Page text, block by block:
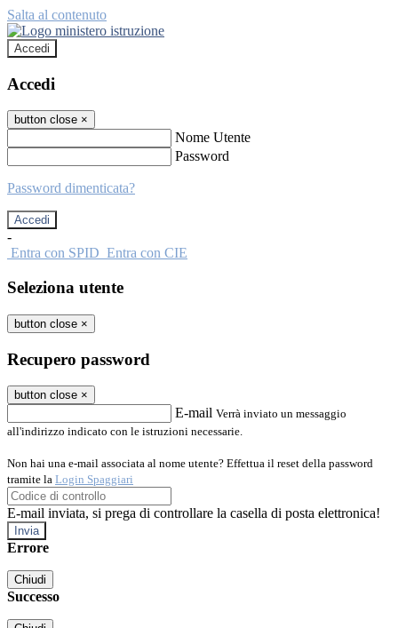
Salta al contenuto
Accedi
Accedi
button close ×
Nome Utente
Password
Password dimenticata?
-
Entra con SPID Entra con CIE
Seleziona utente
button close ×
Recupero password
button close ×
E-mail Verrà inviato un messaggio
all'indirizzo indicato con le istruzioni necessarie.
Non hai una e-mail associata al nome utente? Effettua il reset della password
tramite la Login Spaggiari
E-mail inviata, si prega di controllare la casella di posta elettronica!
Errore
Chiudi
Successo